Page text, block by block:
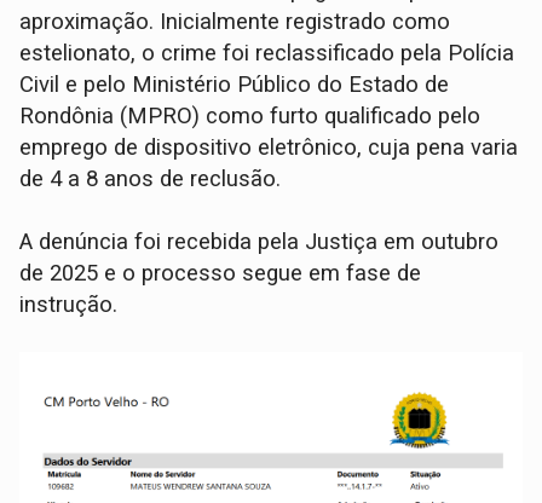
aproximação. Inicialmente registrado como
estelionato, o crime foi reclassificado pela Polícia
Civil e pelo Ministério Público do Estado de
Rondônia (MPRO) como furto qualificado pelo
emprego de dispositivo eletrônico, cuja pena varia
de 4 a 8 anos de reclusão.
A denúncia foi recebida pela Justiça em outubro
de 2025 e o processo segue em fase de
instrução.